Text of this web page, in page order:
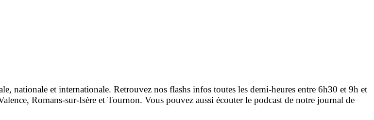
nationale et internationale. Retrouvez nos flashs infos toutes les demi-heures entre 6h30 et 9h et
Romans-sur-Isère et Tournon. Vous pouvez aussi écouter le podcast de notre journal de